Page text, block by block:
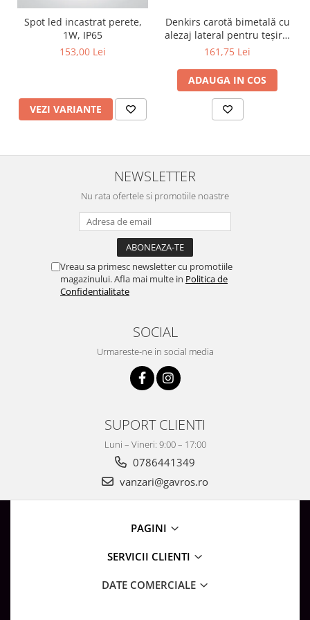
Surse de Alimentare si Accesorii
Banda LED
Profile Aluminiu pentru Banda LED
Corp Iluminat Led Highbay
Iluminat Stradal
Statii Incarcare Electrice
Stalpi Octogonali Galvanizati
Stalpi Decorativi
Plafoniere cu ventilator integrat
Spot led incastrat perete,
1W, IP65
153,00 Lei
VEZI VARIANTE
Denkirs carotă bimetală cu
alezaj lateral pentru teșire,
70×115 mm
161,75 Lei
ADAUGA IN COS
NEWSLETTER
Nu rata ofertele si promotiile noastre
Vreau sa primesc newsletter cu promotiile
magazinului. Afla mai multe in Politica de
Confidentialitate
SOCIAL
Urmareste-ne in social media
SUPORT CLIENTI
Luni – Vineri: 9:00 – 17:00
0786441349
vanzari@gavros.ro
PAGINI
SERVICII CLIENTI
DATE COMERCIALE